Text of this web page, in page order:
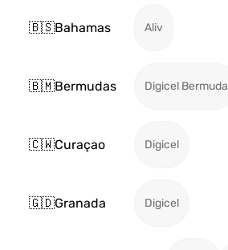
🇧🇸Bahamas Aliv
🇧🇲Bermudas Digicel Bermuda
🇨🇼Curaçao Digicel
🇬🇩Granada Digicel